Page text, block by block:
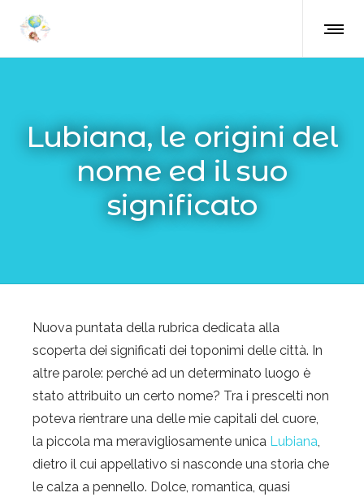
Lubiana, le origini del
nome ed il suo
significato
Nuova puntata della rubrica dedicata alla
scoperta dei significati dei toponimi delle città. In
altre parole: perché ad un determinato luogo è
stato attribuito un certo nome? Tra i prescelti non
poteva rientrare una delle mie capitali del cuore,
la piccola ma meravigliosamente unica Lubiana,
dietro il cui appellativo si nasconde una storia che
le calza a pennello. Dolce, romantica, quasi